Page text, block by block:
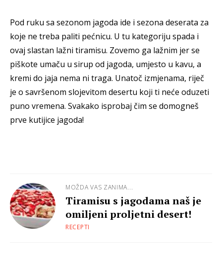
Pod ruku sa sezonom jagoda ide i sezona deserata za
koje ne treba paliti pećnicu. U tu kategoriju spada i
ovaj slastan lažni tiramisu. Zovemo ga lažnim jer se
piškote umaču u sirup od jagoda, umjesto u kavu, a
kremi do jaja nema ni traga. Unatoč izmjenama, riječ
je o savršenom slojevitom desertu koji ti neće oduzeti
puno vremena. Svakako isprobaj čim se domogneš
prve kutijice jagoda!
MOŽDA VAS ZANIMA...
Tiramisu s jagodama naš je
omiljeni proljetni desert!
RECEPTI